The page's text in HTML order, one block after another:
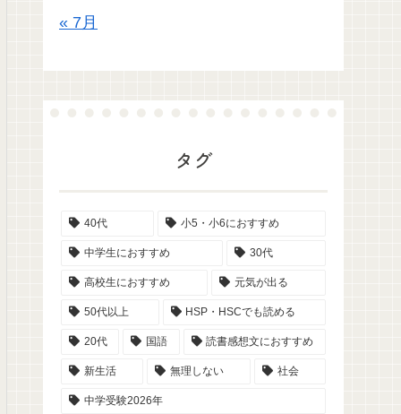
« 7月
タグ
40代 小5・小6におすすめ
中学生におすすめ 30代
高校生におすすめ 元気が出る
50代以上 HSP・HSCでも読める
20代 国語 読書感想文におすすめ
新生活 無理しない 社会
中学受験2026年